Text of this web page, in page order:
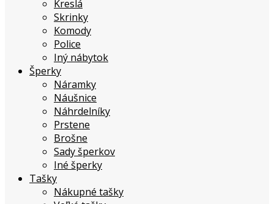
Kreslá
Skrinky
Komody
Police
Iný nábytok
Šperky
Náramky
Náušnice
Náhrdelníky
Prstene
Brošne
Sady šperkov
Iné šperky
Tašky
Nákupné tašky